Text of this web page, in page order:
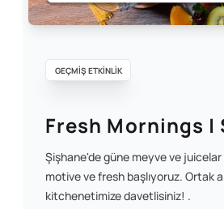
GEÇMİŞ ETKİNLİK
Fresh Mornings |
Şişhane'de güne meyve ve
motive ve fresh başlıyoruz. Ortak
kitchenetimize davetlisiniz! .